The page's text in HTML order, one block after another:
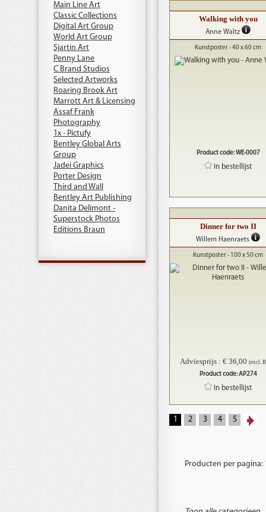
Main Line Art
Classic Collections
Digital Art Group
World Art Group
Sjartin Art
Penny Lane
C Brand Studios
Selected Artworks
Roaring Brook Art
Marrott Art & Licensing
Assaf Frank
Photography
1x - Pictufy
Bentley Global Arts
Group
Jadei Graphics
Porter Design
Third and Wall
Bentley Art Publishing
Danita Delimont -
Superstock Photos
Editions Braun
Walking with you
Anne Waltz
Kunstposter - 40 x 60 cm
Product code: WE-0007
In bestellijst
Dinner for two II
Willem Haenraets
Kunstposter - 100 x 50 cm
Adviesprijs : € 36,00 (excl.
Product code: AP274
In bestellijst
1 2 3 4 5
Producten per pagina: